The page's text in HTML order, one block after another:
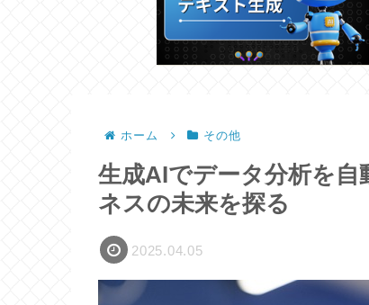
ホーム その他
生成AIでデータ分析を
ネスの未来を探る
2025.04.05